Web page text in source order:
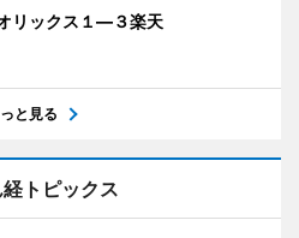
リックス１―３楽天
と見る
トピックス